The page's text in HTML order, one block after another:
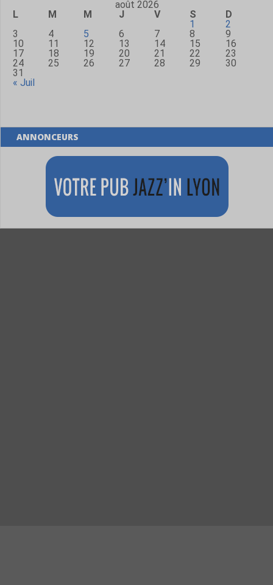
août 2026
L
M M J V S
D
1
2
3
4 5 6 7 8
9
10
11 12 13 14 15
16
17
18 19 20 21 22
23
24
25 26 27 28 29
30
31
« Juil
ANNONCEURS